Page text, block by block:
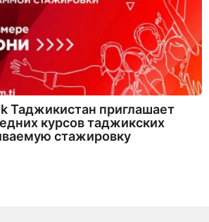
Таджикистан приглашает
курсов таджикских
стажировку